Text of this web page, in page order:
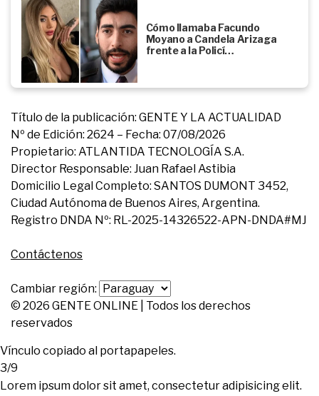
Cómo llamaba Facundo
Moyano a Candela Arizaga
frente a la Policí…
Título de la publicación: GENTE Y LA ACTUALIDAD
Nº de Edición: 2624 – Fecha: 07/08/2026
Propietario: ATLANTIDA TECNOLOGÍA S.A.
Director Responsable: Juan Rafael Astibia
Domicilio Legal Completo: SANTOS DUMONT 3452,
Ciudad Autónoma de Buenos Aires, Argentina.
Registro DNDA Nº: RL-2025-14326522-APN-DNDA#MJ
Contáctenos
Cambiar región:
© 2026 GENTE ONLINE | Todos los derechos
reservados
Vínculo copiado al portapapeles.
3/9
Lorem ipsum dolor sit amet, consectetur adipisicing elit.